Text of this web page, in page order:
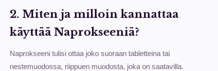
2. Miten ja milloin kannattaa
käyttää Naprokseeniä?
Naprokseeni tulisi ottaa joko suoraan tabletteina tai
nestemuodossa, riippuen muodosta, joka on saatavilla.